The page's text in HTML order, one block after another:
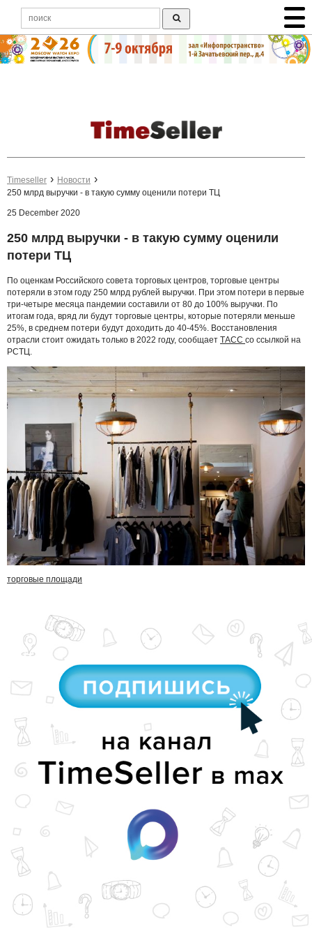
Timeseller
Новости
250 млрд выручки - в такую сумму оценили потери ТЦ
25 December 2020
250 млрд выручки - в такую сумму оценили
потери ТЦ
По оценкам Российского совета торговых центров, торговые центры
потеряли в этом году 250 млрд рублей выручки. При этом потери в первые
три-четыре месяца пандемии составили от 80 до 100% выручки. По
итогам года, вряд ли будут торговые центры, которые потеряли меньше
25%, в среднем потери будут доходить до 40-45%. Восстановления
отрасли стоит ожидать только в 2022 году, сообщает ТАСС со ссылкой на
РСТЦ.
торговые площади